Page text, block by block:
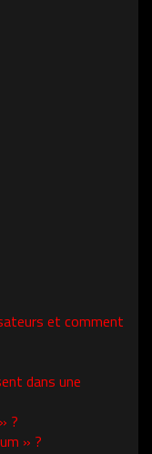
et comment
dans une
?
» ?